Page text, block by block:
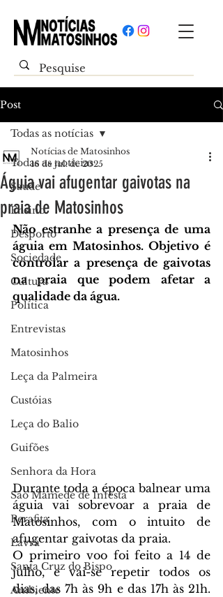
Post
Todas as notícias
Saúde
Ensino
Desporto
Sociedade
Cultura
Política
Entrevistas
Matosinhos
Leça da Palmeira
Custóias
Leça do Balio
Guifões
Senhora da Hora
São Mamede de Infesta
Perafita
Lavra
Santa Cruz do Bispo
Ambiente
Todas as notícias
Águia vai afugentar gaivotas na
praia de Matosinhos
Notícias de Matosinhos
16 de jul. de 2025
Não estranhe a presença de uma
águia em Matosinhos. Objetivo é
controlar a presença de gaivotas
na praia que podem afetar a
qualidade da água.
Durante toda a época balnear uma
águia vai sobrevoar a praia de
Matosinhos, com o intuito de
afugentar gaivotas da praia.
O primeiro voo foi feito a 14 de
julho, e vai-se repetir todos os
dias, das 7h às 9h e das 17h às 21h.